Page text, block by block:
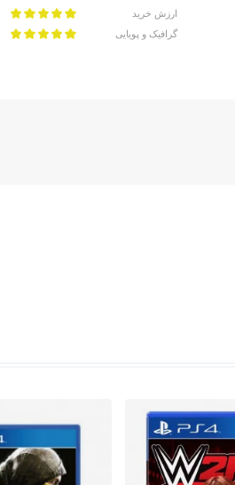
ارزش خرید
گرافیک و پویایی